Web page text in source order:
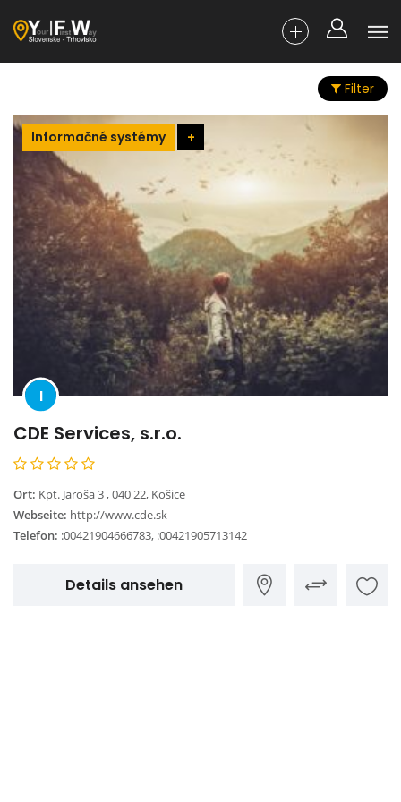
Filter
Informačné systémy +
I
CDE Services, s.r.o.
Ort: Kpt. Jaroša 3 , 040 22, Košice
Webseite: http://www.cde.sk
Telefon: :00421904666783, :00421905713142
Details ansehen